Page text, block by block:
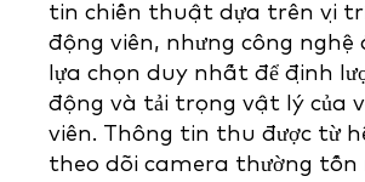
tin chiến thuật dựa trên vị
động viên, nhưng công nghệ
lựa chọn duy nhất để định
động và tải trọng vật lý của
viên. Thông tin thu được từ
theo dõi camera thường tốn